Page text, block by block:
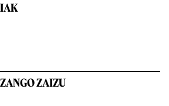
ZAIZU